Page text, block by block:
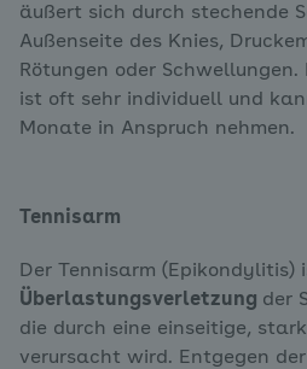
äußert sich durch stechende
Außenseite des Knies,
Rötungen oder
ist oft sehr individuell und
Monate in Anspruch nehmen.
Tennisarm
Der Tennisarm (Epikondylitis)
Überlastungsverletzung der
die durch eine einseitige,
verursacht wird. Entgegen